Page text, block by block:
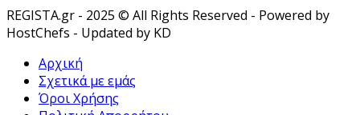
REGISTA.gr - 2025 © All Rights Reserved - Powered by
HostChefs - Updated by KD
Αρχική
Σχετικά με εμάς
Όροι Χρήσης